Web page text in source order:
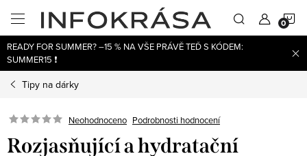
obsah
READY FOR SUMMER? –15 % NA VŠE PRÁVĚ TEĎ S KÓDEM:
SUMMER15 ❗
Tipy na dárky
Neohodnoceno Podrobnosti hodnocení
Rozjasňující a hydratační